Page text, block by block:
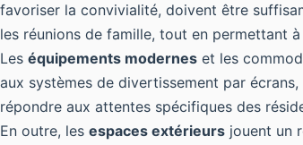
favoriser la convivialité, doivent être
les réunions de famille, tout en permettant
Les équipements modernes et les
aux systèmes de divertissement par
répondre aux attentes spécifiques des
En outre, les espaces extérieurs jouent un